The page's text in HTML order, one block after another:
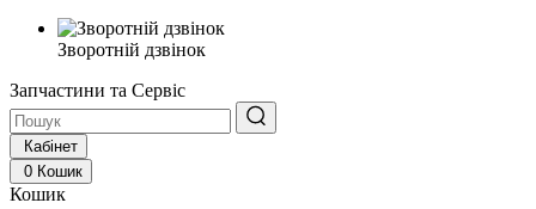
Зворотній дзвінок
Запчастини та Сервіс
Кабінет
0 Кошик
Кошик